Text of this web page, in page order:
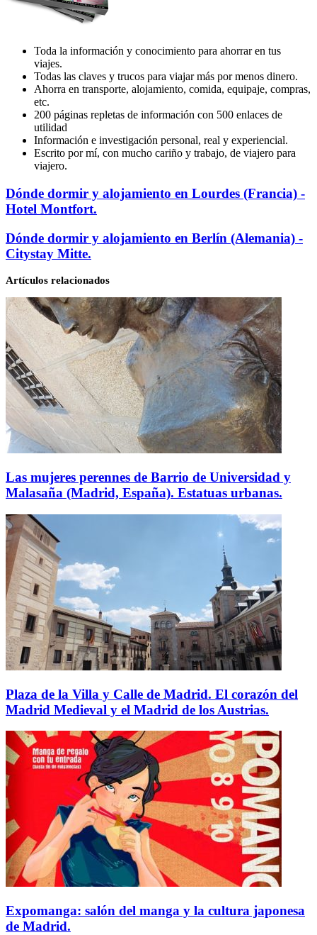
Toda la información y conocimiento para ahorrar en tus
viajes.
Todas las claves y trucos para viajar más por menos dinero.
Ahorra en transporte, alojamiento, comida, equipaje, compras,
etc.
200 páginas repletas de información con 500 enlaces de
utilidad
Información e investigación personal, real y experiencial.
Escrito por mí, con mucho cariño y trabajo, de viajero para
viajero.
Dónde
dormir
y
en
Lourdes
-
Montfort.
Dónde dormir y alojamiento en Lourdes (Francia) -
Hotel Montfort.
Dónde
dormir
y
alojamiento
en
Berlín
(Alemania)
Citystay
Mitte.
Dónde dormir y alojamiento en Berlín (Alemania) -
Citystay Mitte.
Artículos relacionados
Las mujeres perennes de Barrio de Universidad y
Malasaña (Madrid, España). Estatuas urbanas.
Plaza de la Villa y Calle de Madrid. El corazón del
Madrid Medieval y el Madrid de los Austrias.
Expomanga: salón del manga y la cultura japonesa
de Madrid.